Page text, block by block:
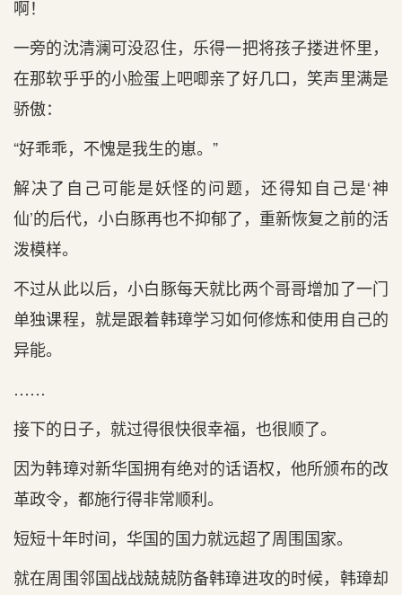
啊！
一旁的沈清澜可没忍住，乐得一把将孩子搂进怀里，
在那软乎乎的小脸蛋上吧唧亲了好几口，笑声里满是
骄傲：
“好乖乖，不愧是我生的崽。”
解决了自己可能是妖怪的问题，还得知自己是‘神
仙’的后代，小白豚再也不抑郁了，重新恢复之前的活
泼模样。
不过从此以后，小白豚每天就比两个哥哥增加了一门
单独课程，就是跟着韩璋学习如何修炼和使用自己的
异能。
……
接下的日子，就过得很快很幸福，也很顺了。
因为韩璋对新华国拥有绝对的话语权，他所颁布的改
革政令，都施行得非常顺利。
短短十年时间，华国的国力就远超了周围国家。
就在周围邻国战战兢兢防备韩璋进攻的时候，韩璋却